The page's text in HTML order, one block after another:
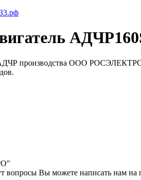
производства ООО РОСЭЛЕКТРО
вопросы Вы можете написать нам на